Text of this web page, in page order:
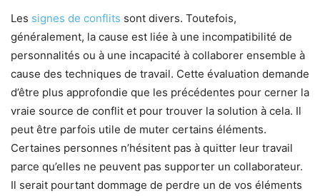
Les signes de conflits sont divers. Toutefois,
généralement, la cause est liée à une incompatibilité de
personnalités ou à une incapacité à collaborer ensemble à
cause des techniques de travail. Cette évaluation demande
d’être plus approfondie que les précédentes pour cerner la
vraie source de conflit et pour trouver la solution à cela. Il
peut être parfois utile de muter certains éléments.
Certaines personnes n’hésitent pas à quitter leur travail
parce qu’elles ne peuvent pas supporter un collaborateur.
Il serait pourtant dommage de perdre un de vos éléments